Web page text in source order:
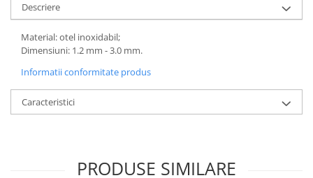
Descriere
Material: otel inoxidabil;
Dimensiuni: 1.2 mm - 3.0 mm.
Informatii conformitate produs
Caracteristici
PRODUSE SIMILARE